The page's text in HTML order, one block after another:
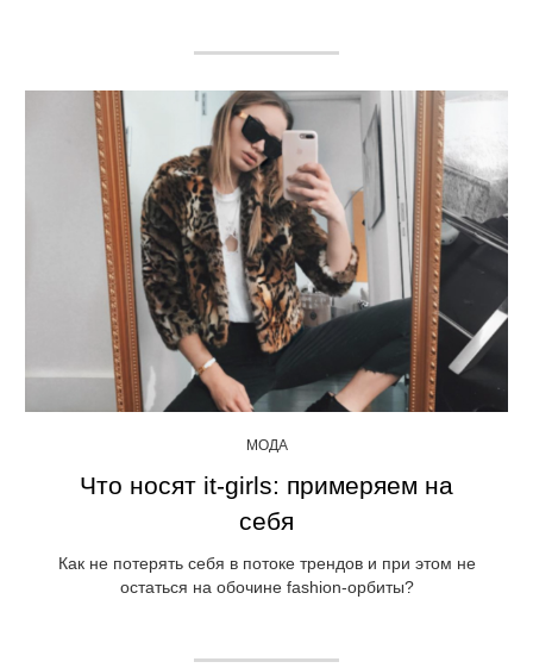
МОДА
Что носят it-girls: примеряем на
себя
Как не потерять себя в потоке трендов и при этом не
остаться на обочине fashion-орбиты?